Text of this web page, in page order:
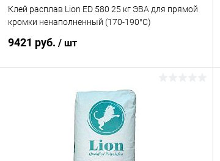
Клей расплав Lion ED 580 25 кг ЭВА для прямой
кромки ненаполненный (170-190°C)
9421 руб. / шт
В корзину
К сравнению
Под заказ